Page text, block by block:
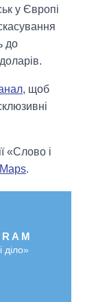
у Європі
до
, щоб
«Слово і
.
діло»